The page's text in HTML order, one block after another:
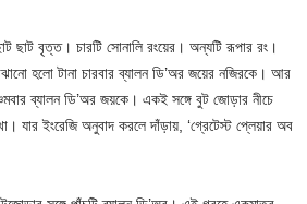
ছাট বৃত্ত। চারটি সোনালি রংয়ের। অন্যটি রূপার রং।
হলো টানা চারবার ব্যালন ডি’অর জয়ের নজিরকে। আর
ব্যালন ডি’অর জয়কে। একই সঙ্গে বুট জোড়ার নীচে
যার ইংরেজি অনুবাদ করলে দাঁড়ায়, ‘গ্রেটেস্ট প্লেয়ার অব